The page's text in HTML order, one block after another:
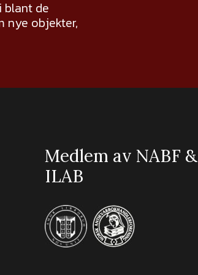
blant de
nye objekter,
Medlem av NABF &
ILAB